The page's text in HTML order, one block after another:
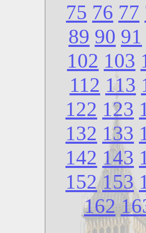
75 76 77
89 90 91
102 103
112 113
122 123
132 133
142 143
152 153
162